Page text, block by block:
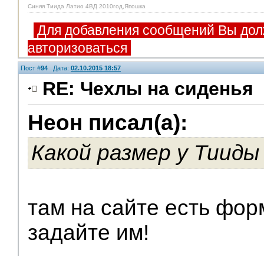
Синяя Тиида Латио 4ВД 2010год,Япошка
Для добавления сообщений Вы
авторизоваться
Пост #94Дата: 02.10.2015 18:57
RE: Чехлы на сиденья
Неон писал(а):
Какой размер у
там на сайте есть
задайте им!
V.I.P.